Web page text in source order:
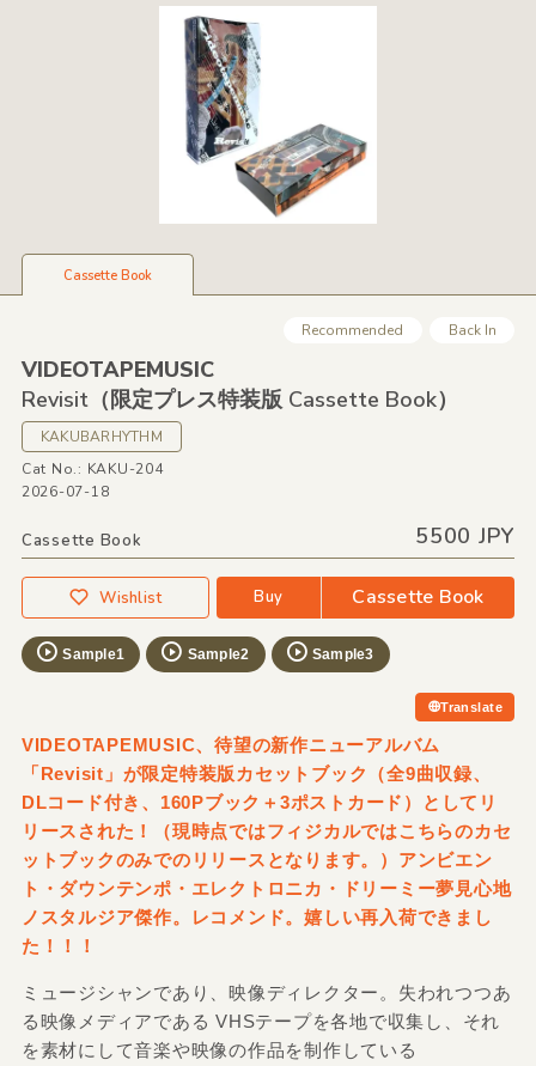
Cassette Book
Recommended Back In
VIDEOTAPEMUSIC
Revisit（限定プレス特装版 Cassette Book）
KAKUBARHYTHM
Cat No.: KAKU-204
2026-07-18
Cassette Book 5500 JPY
Wishlist Buy Cassette Book
Sample1 Sample2 Sample3
Translate
VIDEOTAPEMUSIC、待望の新作ニューアルバム
「Revisit」が限定特装版カセットブック（全9曲収録、
DLコード付き、160Pブック＋3ポストカード）としてリ
リースされた！（現時点ではフィジカルではこちらのカセ
ットブックのみでのリリースとなります。）アンビエン
ト・ダウンテンポ・エレクトロニカ・ドリーミー夢見心地
ノスタルジア傑作。レコメンド。嬉しい再入荷できまし
た！！！
ミュージシャンであり、映像ディレクター。失われつつあ
る映像メディアである VHSテープを各地で収集し、それ
を素材にして音楽や映像の作品を制作している